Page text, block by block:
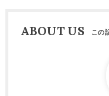
ABOUT US